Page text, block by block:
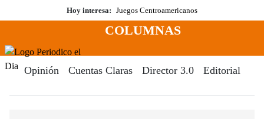
al
Hoy interesa: Juegos Centroamericanos
Menú
COLUMNAS
Opinión Cuentas Claras Director 3.0 Editorial